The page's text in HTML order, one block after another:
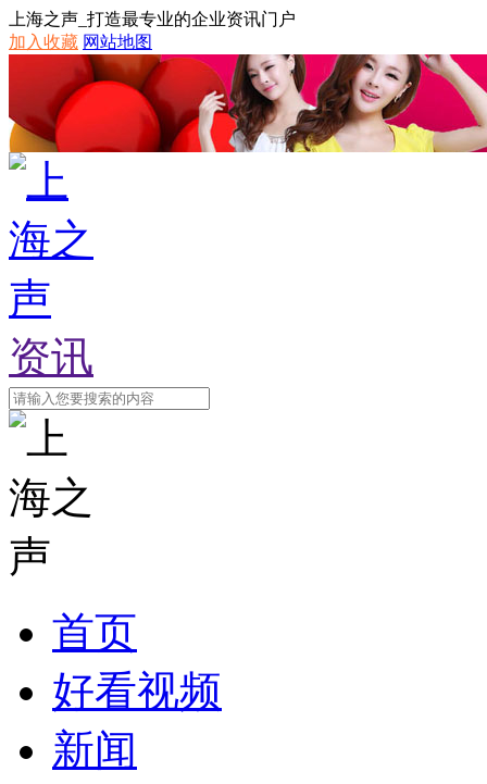
上海之声_打造最专业的企业资讯门户
加入收藏 网站地图
资讯
首页
好看视频
新闻